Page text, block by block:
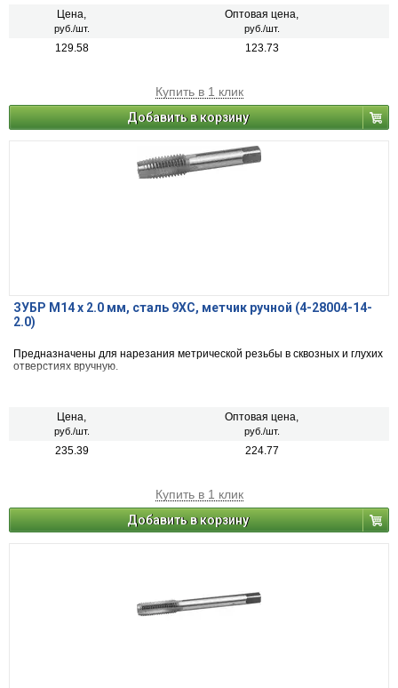
Цена,
руб./шт.
Оптовая цена,
руб./шт.
129.58 123.73
Купить в 1 клик
Добавить в корзину
ЗУБР М14 x 2.0 мм, сталь 9ХС, метчик ручной (4-28004-14-
2.0)
Предназначены для нарезания метрической резьбы в сквозных и глухих
отверстиях вручную.
Цена,
руб./шт.
Оптовая цена,
руб./шт.
235.39 224.77
Купить в 1 клик
Добавить в корзину